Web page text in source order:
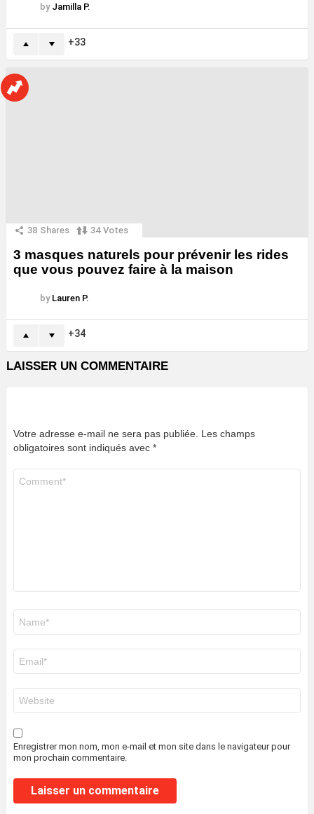
by Jamilla P.
33
38 Shares 34 Votes
3 masques naturels pour prévenir les rides
que vous pouvez faire à la maison
by Lauren P.
34
LAISSER UN COMMENTAIRE
Votre adresse e-mail ne sera pas publiée. Les champs
obligatoires sont indiqués avec *
mail
*
web
Enregistrer mon nom, mon e-mail et mon site dans le navigateur pour
mon prochain commentaire.